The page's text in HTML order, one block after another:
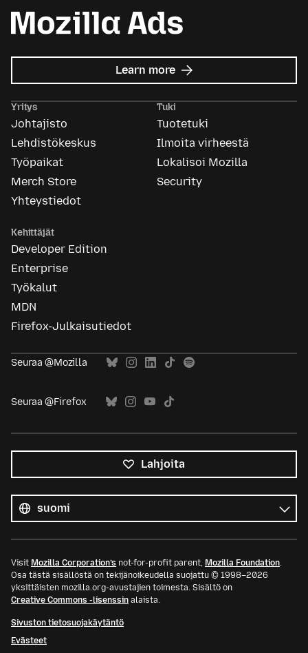
Learn more about
Mozilla
Yritys
Johtajisto
Lehdistökeskus
Työpaikat
Merch Store
Yhteystiedot
Tuki
Tuotetuki
Ilmoita virheestä
Lokalisoi Mozilla
Security
Kehittäjät
Developer Edition
Enterprise
Työkalut
MDN
Firefox-Julkaisutiedot
Seuraa @Mozilla
Seuraa @Firefox
Lahjoita
kielet
Kieli
Visit Mozilla Corporation’s not-for-profit parent, Mozilla Foundation.
Osa tästä sisällöstä on tekijänoikeudella suojattu © 1998–2026
yksittäisten mozilla.org-avustajien toimesta. Sisältö on
Creative Commons -lisenssin alaista.
Sivuston tietosuojakäytäntö
Evästeet